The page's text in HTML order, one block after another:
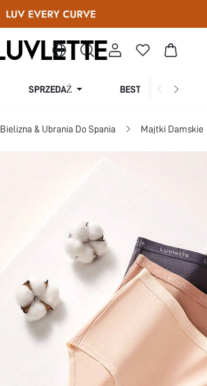
SPRZEDAŻ BESTSELLERY
Bielizna & Ubrania Do Spania Majtki Damskie